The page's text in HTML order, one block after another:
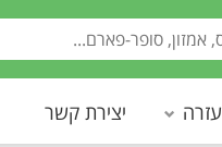
עזרה יצירת קשר